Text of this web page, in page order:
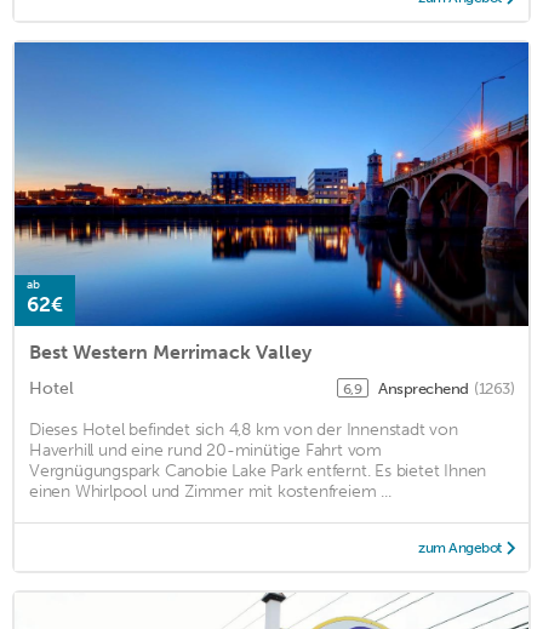
ab
62€
Best Western Merrimack Valley
Hotel 6,9 Ansprechend (1263)
Dieses Hotel befindet sich 4,8 km von der Innenstadt von
Haverhill und eine rund 20-minütige Fahrt vom
Vergnügungspark Canobie Lake Park entfernt. Es bietet Ihnen
einen Whirlpool und Zimmer mit kostenfreiem ...
zum Angebot